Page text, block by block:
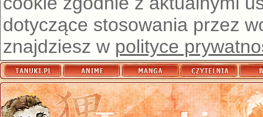
dotyczące stosowania przez
znajdziesz w polityce